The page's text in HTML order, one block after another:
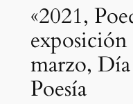
«2021,
marzo,
Poesía